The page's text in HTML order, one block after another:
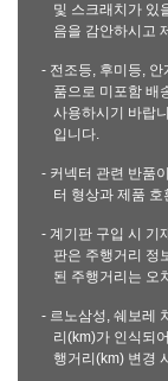
및 스크래치가 있
음을 감안하시고
- 전조등, 후미등,
품으로 미포함 배
사용하시기 바랍
입니다.
- 커넥터 관련 반품
터 형상과 제품
- 계기판 구입 시 기
판은 주행거리 정
된 주행거리는 오
- 르노삼성, 쉐보레
리(km)가 인식되
행거리(km) 변경